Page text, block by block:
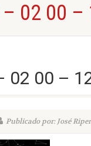
02 00 –
02 00 –
Publicado por: José